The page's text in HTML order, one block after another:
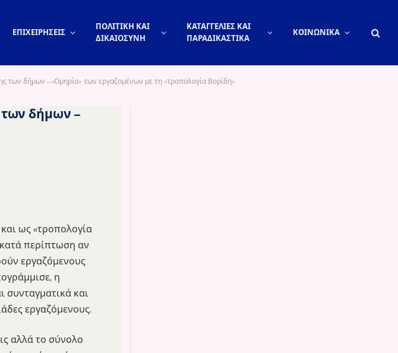
ΕΠΙΧΕΙΡΗΣΕΙΣ
ΠΟΛΙΤΙΚΗ ΚΑΙ
ΔΙΚΑΙΟΣΥΝΗ
ΚΑΤΑΓΓΕΛΙΕΣ ΚΑΙ
ΠΑΡΑΔΙΚΑΣΤΙΚΑ
ΚΟΙΝΩΝΙΚΑ
των δήμων – «Ομηρία» των εργαζομένων με τη «τροπολογία Βορίδη»
δήμων –
ως «τροπολογία
περίπτωση αν
εργαζόμενους
η
συνταγματικά και
εργαζόμενους.
αλλά το σύνολο